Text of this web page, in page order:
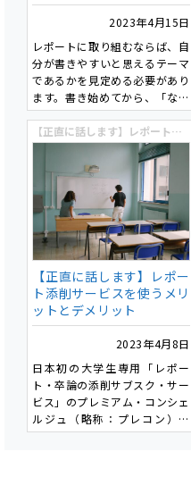
2023年4月15日
レポートに取り組むならば、自
分が書きやすいと思えるテーマ
であるかを見定める必要があり
ます。書き始めてから、「なん
でこのテーマにしちゃったん
だ」と後悔しないためにも、テ
ーマ決めは非常に重要です。
私たちが添削をさせて頂くお客
様にも最初の指導は「テーマ」
であることが多いです。
これは一度決めた「テーマ」で
書き始めると、「テーマ」がそ
の後の文章を決定づけてしま
す。
では、書きやすいテーマとはど
的に幾つかのパターンを見てみ
ましょう。
【正直に話します】レポート添削サービスを使うメリット・デメリット
【正直に話します】レポー
ト添削サービスを使うメリ
ットとデメリット
2023年4月8日
日本初の大学生専用「レポー
ト・卒論の添削サブスク・サー
ビス」のプレミアム・コンシェ
ルジュ（略称：プレコン）で
す。